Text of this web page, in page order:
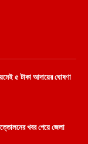
৫ টাকা আদায়ের ঘোষণা
খবর পেয়ে জেলা